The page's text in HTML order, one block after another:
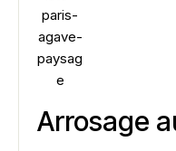
Arrosage